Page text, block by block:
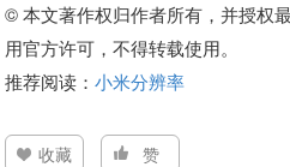
© 本文著作权归作者所有，并授权
用官方许可，不得转载使用。
推荐阅读：小米分辨率
收藏 赞